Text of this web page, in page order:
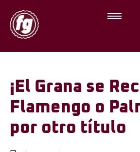
¡El Grana se
Flamengo o
por otro título